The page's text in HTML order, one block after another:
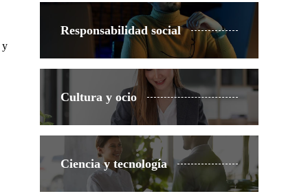
y
Responsabilidad social
Cultura y ocio
Ciencia y tecnología